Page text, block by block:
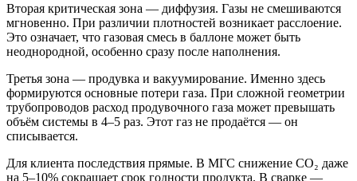
Вторая критическая зона — диффузия. Газы не смешиваются
мгновенно. При различии плотностей возникает расслоение.
Это означает, что газовая смесь в баллоне может быть
неоднородной, особенно сразу после наполнения.
Третья зона — продувка и вакуумирование. Именно здесь
формируются основные потери газа. При сложной геометрии
трубопроводов расход продувочного газа может превышать
объём системы в 4–5 раз. Этот газ не продаётся — он
списывается.
Для клиента последствия прямые. В МГС снижение CO₂ даже
на 5–10% сокращает срок годности продукта. В сварке —